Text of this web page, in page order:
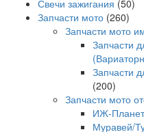
Свечи зажигания (50)
Запчасти мото (260)
Запчасти мото
Запчасти
Запчасти
(200)
Запчасти мото
ИЖ-
Муравей/